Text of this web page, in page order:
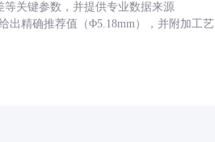
关键参数，并提供专业数据来源
出精确推荐值（Φ5.18mm），并附加工艺